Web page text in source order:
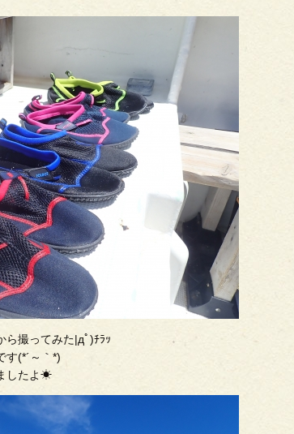
ら撮ってみた|дﾟ)ﾁﾗｯ
す(*´～｀*)
したよ☀